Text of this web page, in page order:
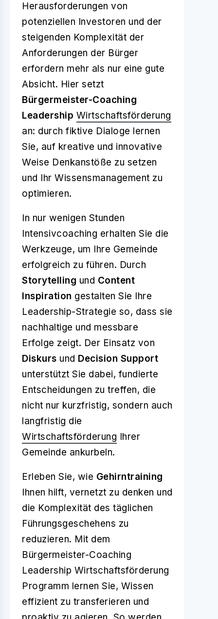
Herausforderungen von
potenziellen Investoren und der
steigenden Komplexität der
Anforderungen der Bürger
erfordern mehr als nur eine gute
Absicht. Hier setzt
Bürgermeister-Coaching
Leadership Wirtschaftsförderung
an: durch fiktive Dialoge lernen
Sie, auf kreative und innovative
Weise Denkanstöße zu setzen
und Ihr Wissensmanagement zu
optimieren.
In nur wenigen Stunden
Intensivcoaching erhalten Sie die
Werkzeuge, um Ihre Gemeinde
erfolgreich zu führen. Durch
Storytelling und Content
Inspiration gestalten Sie Ihre
Leadership-Strategie so, dass sie
nachhaltige und messbare
Erfolge zeigt. Der Einsatz von
Diskurs und Decision Support
unterstützt Sie dabei, fundierte
Entscheidungen zu treffen, die
nicht nur kurzfristig, sondern auch
langfristig die
Wirtschaftsförderung Ihrer
Gemeinde ankurbeln.
Erleben Sie, wie Gehirntraining
Ihnen hilft, vernetzt zu denken und
die Komplexität des täglichen
Führungsgeschehens zu
reduzieren. Mit dem
Bürgermeister-Coaching
Leadership Wirtschaftsförderung
Programm lernen Sie, Wissen
effizient zu transferieren und